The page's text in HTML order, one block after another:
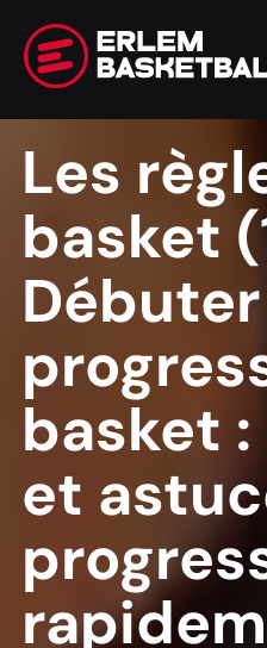
Les
basket
basket
et